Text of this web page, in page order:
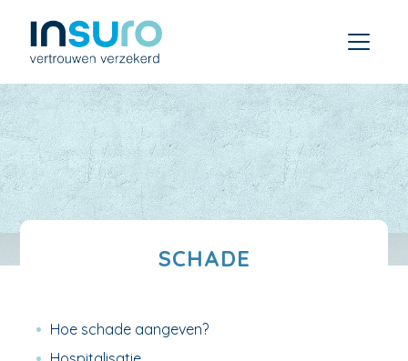
SCHADE
Hoe schade aangeven?